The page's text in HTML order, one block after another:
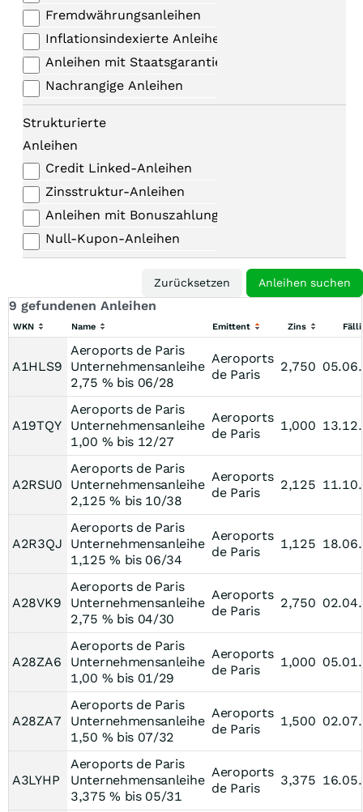
Fremdwährungsanleihen
Inflationsindexierte Anleihen
Anleihen mit Staatsgarantie
Nachrangige Anleihen
Strukturierte
Anleihen
Credit Linked-Anleihen
Zinsstruktur-Anleihen
Anleihen mit Bonuszahlungen
Null-Kupon-Anleihen
9 gefundenen Anleihen
WKN Name Emittent Zins
A1HLS9
Aeroports de Paris
Unternehmensanleihe
2,75 % bis 06/28
Aeroports
de Paris
2,750
A19TQY
Aeroports de Paris
Unternehmensanleihe
1,00 % bis 12/27
Aeroports
de Paris
1,000
A2RSU0
Aeroports de Paris
Unternehmensanleihe
2,125 % bis 10/38
Aeroports
de Paris
2,125
A2R3QJ
Aeroports de Paris
Unternehmensanleihe
1,125 % bis 06/34
Aeroports
de Paris
1,125
A28VK9
Aeroports de Paris
Unternehmensanleihe
2,75 % bis 04/30
Aeroports
de Paris
2,750
A28ZA6
Aeroports de Paris
Unternehmensanleihe
1,00 % bis 01/29
Aeroports
de Paris
1,000
A28ZA7
Aeroports de Paris
Unternehmensanleihe
1,50 % bis 07/32
Aeroports
de Paris
1,500
A3LYHP
Aeroports de Paris
Unternehmensanleihe
3,375 % bis 05/31
Aeroports
de Paris
3,375